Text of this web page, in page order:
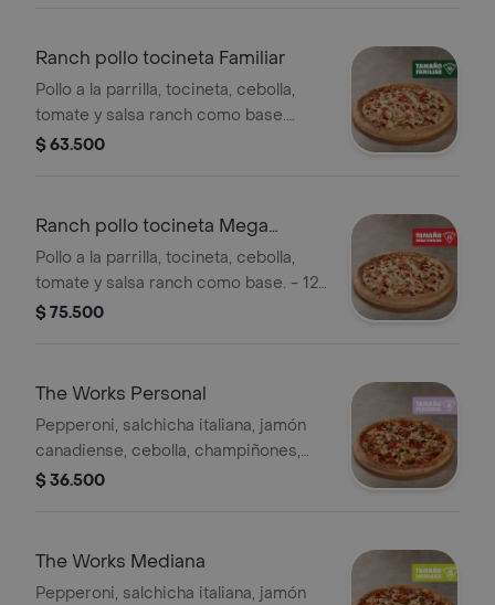
Ranch pollo tocineta Familiar
Pollo a la parrilla, tocineta, cebolla,
tomate y salsa ranch como base.
Incluye Salsa de Ajo, Sazonador
$ 63.500
Ranch pollo tocineta Mega
Familiar
Pollo a la parrilla, tocineta, cebolla,
tomate y salsa ranch como base. - 12
porciones. Incluye Salsa de Ajo,
$ 75.500
The Works Personal
Pepperoni, salchicha italiana, jamón
canadiense, cebolla, champiñones,
pimentón verde y aceitunas negras -
Pepperoncini.
$ 36.500
The Works Mediana
Pepperoni, salchicha italiana, jamón